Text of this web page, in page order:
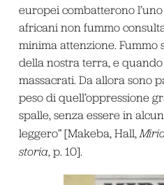
europei combatterono
africani non fummo
minima attenzione.
della nostra terra, e
massacrati. Da allora sono
peso di quell’oppressione
spalle, senza essere in
leggero” [Makeba, Hall,
storia, p. 10].